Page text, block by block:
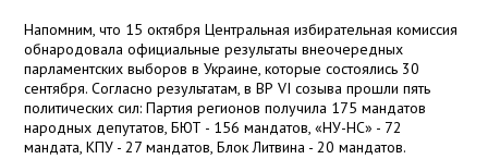
Напомним, что 15 октября Центральная избирательная комиссия
обнародовала официальные результаты внеочередных
парламентских выборов в Украине, которые состоялись 30
сентября. Согласно результатам, в ВР VI созыва прошли пять
политических сил: Партия регионов получила 175 мандатов
народных депутатов, БЮТ - 156 мандатов, «НУ-НС» - 72
мандата, КПУ - 27 мандатов, Блок Литвина - 20 мандатов.